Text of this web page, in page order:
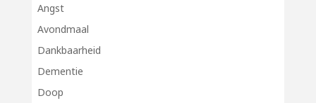
Angst
Avondmaal
Dankbaarheid
Dementie
Doop